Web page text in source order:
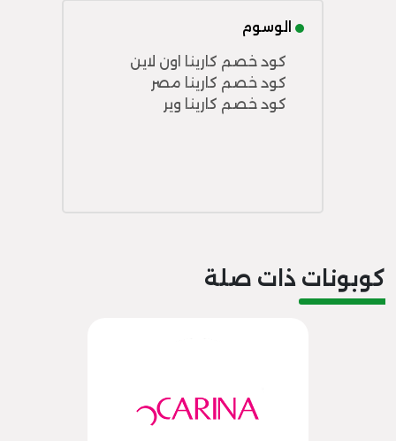
الوسوم
كود خصم كارينا اون لاين
كود خصم كارينا مصر
كود خصم كارينا وير
كوبونات ذات صلة